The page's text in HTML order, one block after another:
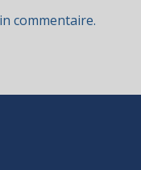
commentaire.